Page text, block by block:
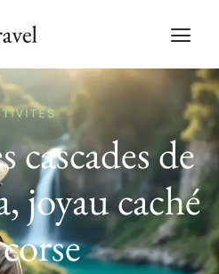
cascades de
joyau caché